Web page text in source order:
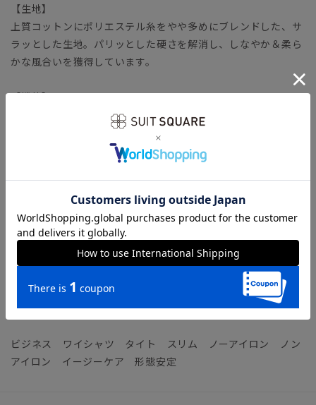
【生地】
上質コットンにポリエステル糸をやや多めにブレンドした、サ
ラッとした生地。パリッとした硬さを解消し、しなやか＆柔ら
かな風合いを獲得しています。
【機能】
NON IRON STRETCH（ノンアイロンストレッチ）／アイロン
掛け不要で、さらに高い伸縮性が加わりました。コットンのソ
フトな風合いはそのままにポリエステルをブレンドして強度も
向上。脇やアームホールなどのシワになりやすい部分に、薄い
芯地を挟み込んだ特殊な“テープ縫製”を施し補強しました。
3BLOCK（トリプルブロック）／「透け防止」「防シワ」「防
ストレス（ストレッチ）」の3つの機能でシャツのお悩みをト
リプルブロック！ 忙しい毎日を快適にサポートします。
◆スーツに合うワイシャツおすすめ12選｜おしゃれ＆失敗しな
いシャツの選び方
ビジネス ワイシャツ タイト スリム ノーアイロン ノン
アイロン イージーケア 形態安定